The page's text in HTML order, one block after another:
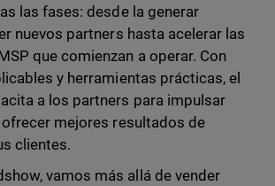
las fases: desde la generar
nuevos partners hasta acelerar las
que comienzan a operar. Con
y herramientas prácticas, el
a los partners para impulsar
ofrecer mejores resultados de
clientes.
vamos más allá de vender